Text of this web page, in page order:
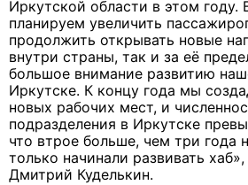
Иркутской области в этом году.
планируем увеличить
продолжить открывать новые
внутри страны, так и за её
большое внимание развитию
Иркутске. К концу года мы
новых рабочих мест, и
подразделения в Иркутске
что втрое больше, чем три года
только начинали развивать
Дмитрий Куделькин.